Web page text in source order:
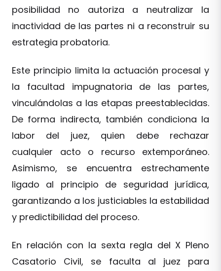
posibilidad no autoriza a neutralizar la
inactividad de las partes ni a reconstruir su
estrategia probatoria.
Este principio limita la actuación procesal y
la facultad impugnatoria de las partes,
vinculándolas a las etapas preestablecidas.
De forma indirecta, también condiciona la
labor del juez, quien debe rechazar
cualquier acto o recurso extemporáneo.
Asimismo, se encuentra estrechamente
ligado al principio de seguridad jurídica,
garantizando a los justiciables la estabilidad
y predictibilidad del proceso.
En relación con la sexta regla del X Pleno
Casatorio Civil, se faculta al juez para